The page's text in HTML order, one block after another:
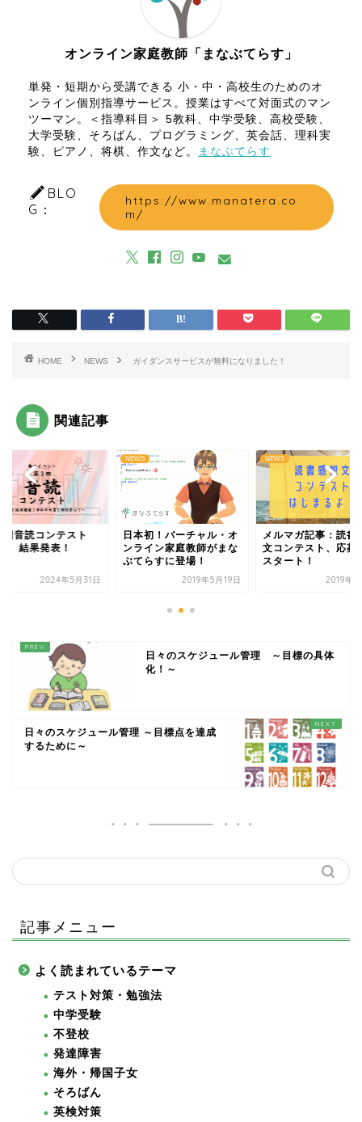
オンライン家庭教師「まなぶてらす」
単発・短期から受講できる 小・中・高校生のためのオ
ンライン個別指導サービス。授業はすべて対面式のマン
ツーマン。＜指導科目＞ 5教科、中学受験、高校受験、
大学受験、そろばん、プログラミング、英会話、理科実
験、ピアノ、将棋、作文など。
まなぶてらす
BLO
G：
https://www.manatera.co
m/
HOME NEWS ガイダンスサービスが無料になりました！
関連記事
回音読コンテスト
結果発表！
2024年5月31日
NEWS
日本初！バーチャル・オ
ンライン家庭教師がまな
ぶてらすに登場！
2019年5月19日
NEWS
メルマガ記事：読書
文コンテスト、応募
スタート！
2019年8
日々のスケジュール管理 ～目標の具体
化！～
日々のスケジュール管理 ～目標点を達成
するために～
記事メニュー
よく読まれているテーマ
テスト対策・勉強法
中学受験
不登校
発達障害
海外・帰国子女
そろばん
英検対策